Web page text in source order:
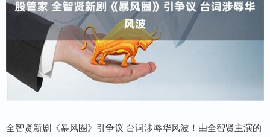
全智贤新剧《暴风圈》引争议 台词涉辱华风波！由全智贤主演的